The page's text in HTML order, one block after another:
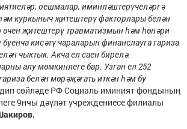
оешмалар, иминләштерүчеләргә
куркыныч җитештерү факторлары белән
өчен җитештерү травматизмын һәм һөнәри
кисәтү чараларын финанслауга гариза
чыктык. Акча ел саен бирелә.
алу мөмкинлеге бар. Узган ел 252
белән мөрәҗәгать иткән һәм бу
сөйләде РФ Социаль иминият фондының
9нчы дәүләт учреждениесе филиалы